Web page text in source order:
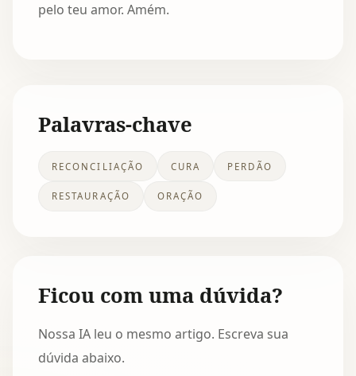
pelo teu amor. Amém.
Palavras-chave
RECONCILIAÇÃO CURA PERDÃO
RESTAURAÇÃO ORAÇÃO
Ficou com uma dúvida?
Nossa IA leu o mesmo artigo. Escreva sua
dúvida abaixo.